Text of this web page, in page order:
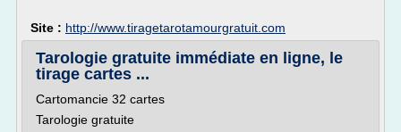
Site : http://www.tiragetarotamourgratuit.com
Tarologie gratuite immédiate en ligne, le
tirage cartes ...
Cartomancie 32 cartes
Tarologie gratuite